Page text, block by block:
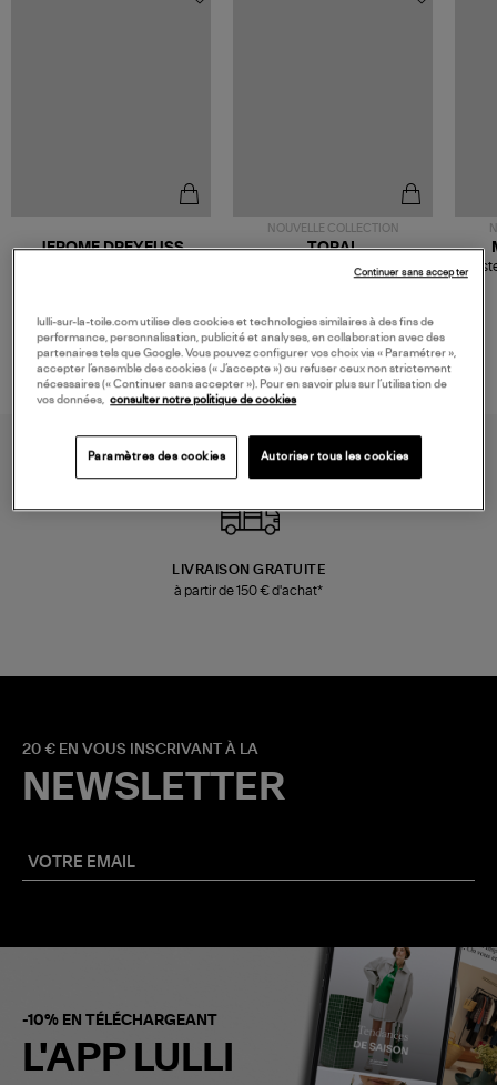
JEROME DREYFUSS
NOUVELLE COLLECTION
TORAL
Mocassins Killian Sport
Mousse
LIVRAISON GRATUITE
à partir de 150 € d'achat*
20 € EN VOUS INSCRIVANT À LA
NEWSLETTER
-10% EN TÉLÉCHARGEANT
L'APP LULLI
lulli-sur-la-toile.com utilise des cookies et technologies similaires à des fins de
performance, personnalisation, publicité et analyses, en collaboration avec des
partenaires tels que Google. Vous pouvez configurer vos choix via « Paramétrer »,
accepter l’ensemble des cookies (« J’accepte ») ou refuser ceux non strictement
nécessaires (« Continuer sans accepter »). Pour en savoir plus sur l’utilisation de
vos données, consulter notre politique de cookies
Paramètres des cookies Autoriser tous les cookies
Continuer sans accepter